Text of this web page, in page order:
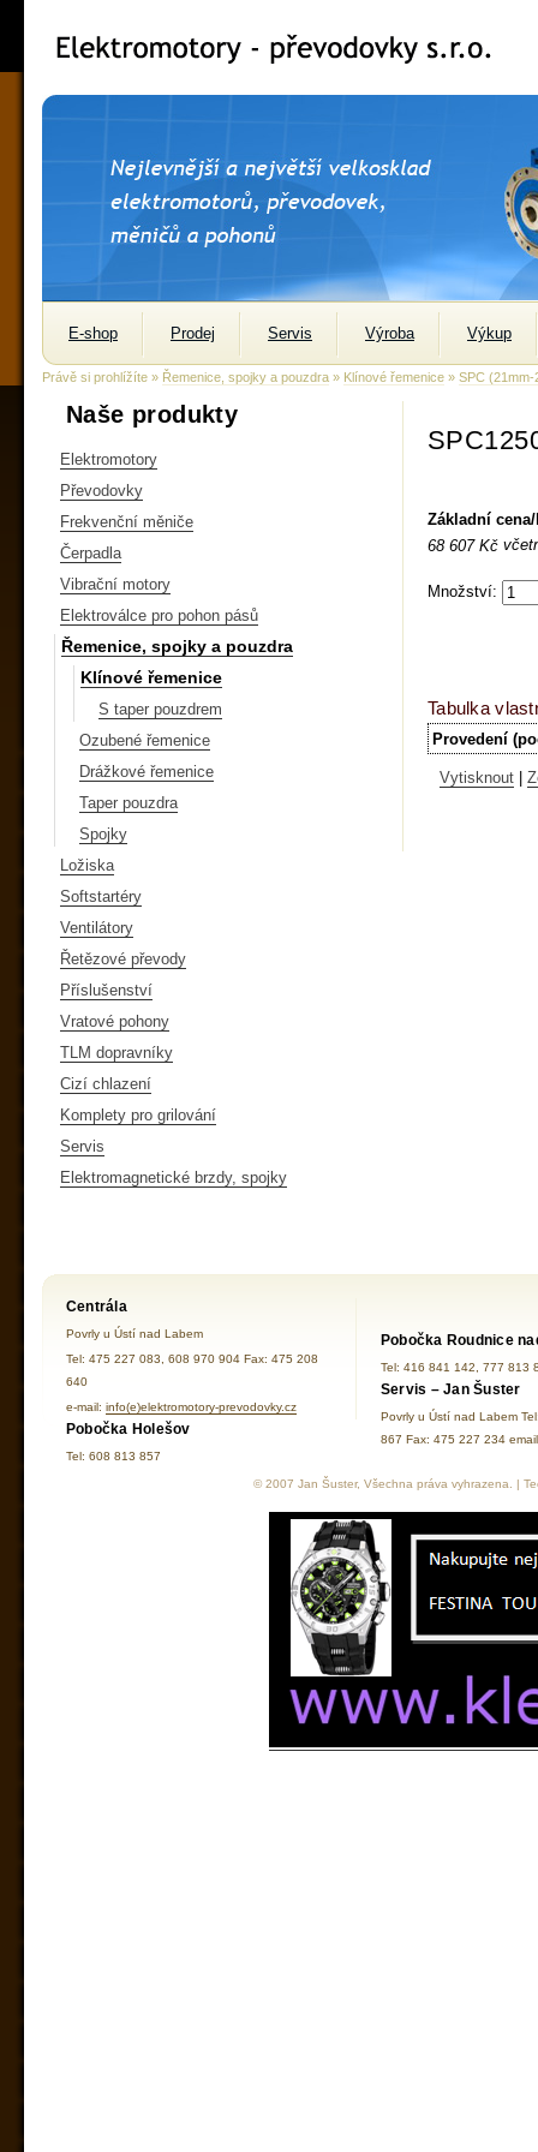
E-shop Prodej Servis Výroba Výkup
Právě si prohlížíte » Řemenice, spojky a pouzdra » Klínové řemenice » SPC (21mm-
Naše produkty
Elektromotory
Převodovky
Frekvenční měniče
Čerpadla
Vibrační motory
Elektroválce pro pohon pásů
Řemenice, spojky a pouzdra
Klínové řemenice
S taper pouzdrem
Ozubené řemenice
Drážkové řemenice
Taper pouzdra
Spojky
Ložiska
Softstartéry
Ventilátory
Řetězové převody
Příslušenství
Vratové pohony
TLM dopravníky
Cizí chlazení
Komplety pro grilování
Servis
Elektromagnetické brzdy, spojky
Základní
68 607 Kč
Množství:
Tabulka
Provedení
Vytisknout
Centrála
Povrly u Ústí nad Labem
Tel: 475 227 083, 608 970 904 Fax: 475 208
640
e-mail: info(e)elektromotory-prevodovky.cz
Pobočka Holešov
Tel: 608 813 857
Pobočka Roudnice
Tel: 416 841 142, 777 813
Servis – Jan Šuster
Povrly u Ústí nad Labem
867 Fax: 475 227 234
© 2007 Jan Šuster, Všechna práva vyhrazena. |